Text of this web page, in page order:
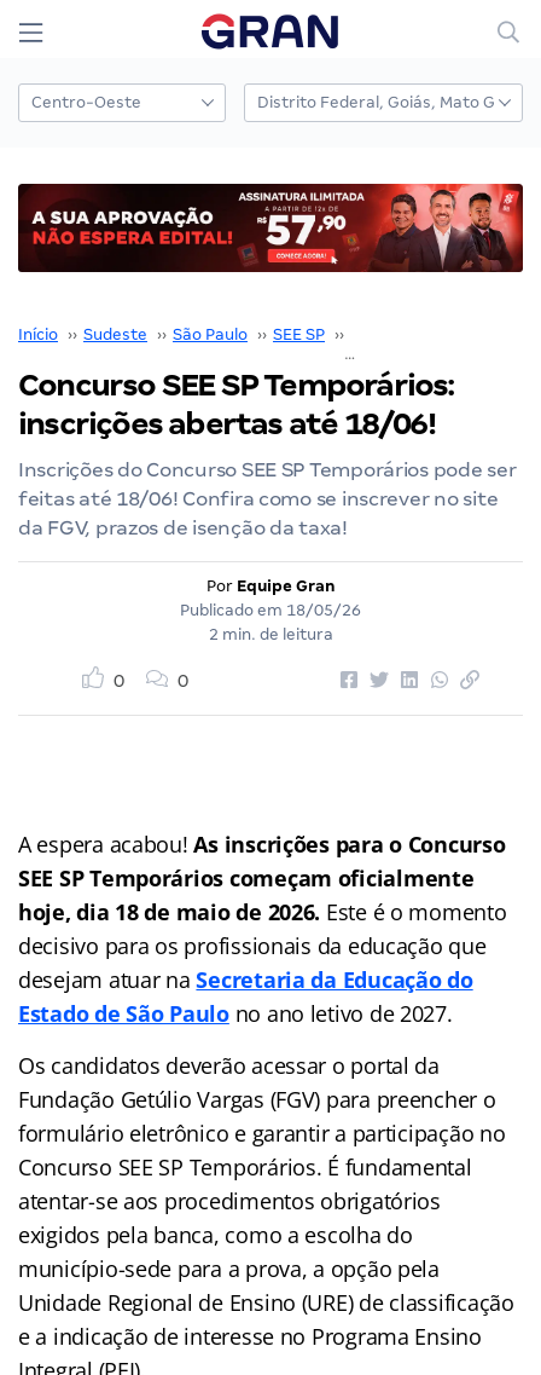
Início ›› Sudeste ›› São Paulo ›› SEE SP ››
Concurso SEE SP Temporários:
inscrições abertas até 18/06!
Inscrições do Concurso SEE SP Temporários pode ser
feitas até 18/06! Confira como se inscrever no site
da FGV, prazos de isenção da taxa!
Por Equipe Gran
Publicado em 18/05/26
2 min. de leitura
0 0
A espera acabou!As inscrições para o Concurso
SEE SP Temporários começam oficialmente
hoje, dia 18 de maio de 2026. Este é o momento
decisivo para os profissionais da educação que
desejam atuar naSecretaria da Educação do
Estado de São Paulono ano letivo de 2027.
Os candidatos deverão acessar o portal da
Fundação Getúlio Vargas (FGV) para preencher o
formulário eletrônico e garantir a participação no
Concurso SEE SP Temporários. É fundamental
atentar-se aos procedimentos obrigatórios
exigidos pela banca, como a escolha do
município-sede para a prova, a opção pela
Unidade Regional de Ensino (URE) de classificação
e a indicação de interesse no Programa Ensino